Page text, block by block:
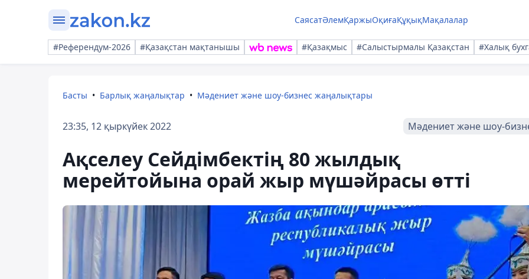
СаясатӘлемҚаржыОқиғаҚұқықМақалалар
#Референдум-2026 #Қазақстан мақтанышы #Қазақмыс #Салыстырмалы Қазақстан #Халық
Басты Барлық жаңалықтар Мәдениет және шоу-бизнес жаңалықтары
23:35, 12 қыркүйек 2022 Мәдениет және шоу-
Ақселеу Сейдімбектің 80 жылдық
мерейтойына орай жыр мүшәйрасы өтті